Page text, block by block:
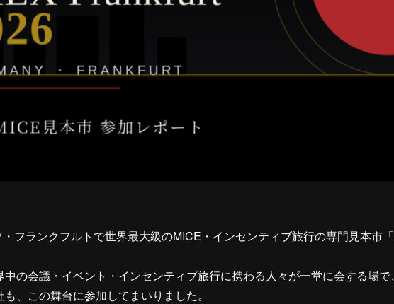
フランクフルトで世界最大級のMICE・インセンティブ旅行の専門見本市
中の会議・イベント・インセンティブ旅行に携わる人々が一堂に会する場
、この舞台に参加してまいりました。